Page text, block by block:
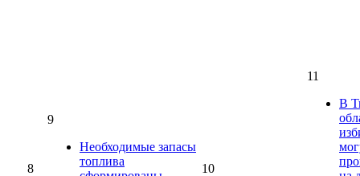
8
9
Необходимые запасы
топлива
10
11
В